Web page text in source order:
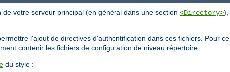
votre serveur principal (en général dans une section <Directory>),
l'ajout de directives d'authentification dans ces fichiers. Pour ce
contenir les fichiers de configuration de niveau répertoire.
du style :